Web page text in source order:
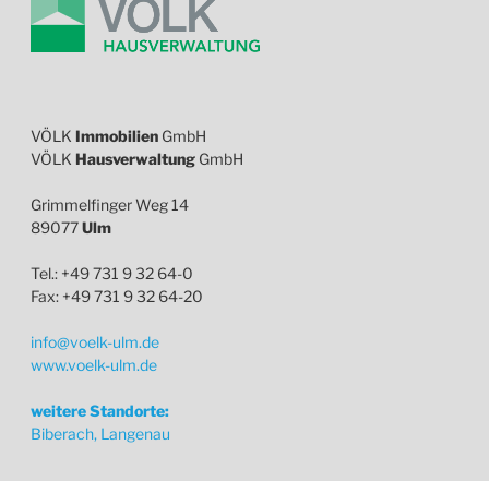
VÖLK Immobilien GmbH
VÖLK Hausverwaltung GmbH
Grimmelfinger Weg 14
89077Ulm
Tel.: +49 731 9 32 64-0
Fax: +49 731 9 32 64-20
info@voelk-ulm.de
www.voelk-ulm.de
weitere Standorte:
Biberach, Langenau